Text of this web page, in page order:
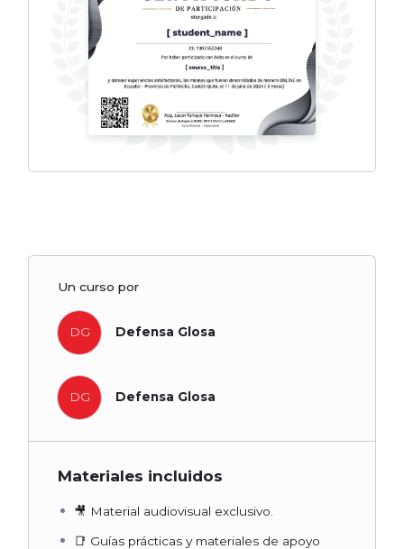
Un curso por
DG Defensa Glosa
DG Defensa Glosa
Materiales incluidos
🎥 Material audiovisual exclusivo.
📑 Guías prácticas y materiales de apoyo